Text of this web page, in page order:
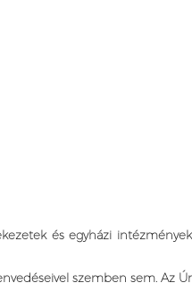
és egyházi intézmények
szemben sem. Az Úr